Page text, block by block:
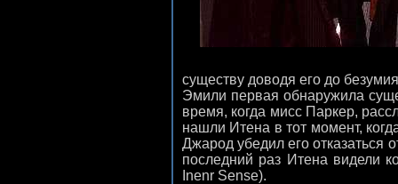
существу доводя его до
Эмили первая обнаружила
время, когда мисс Паркер,
нашли Итена в тот момент,
Джарод убедил его отказаться
последний раз Итена видели
Inenr Sense).